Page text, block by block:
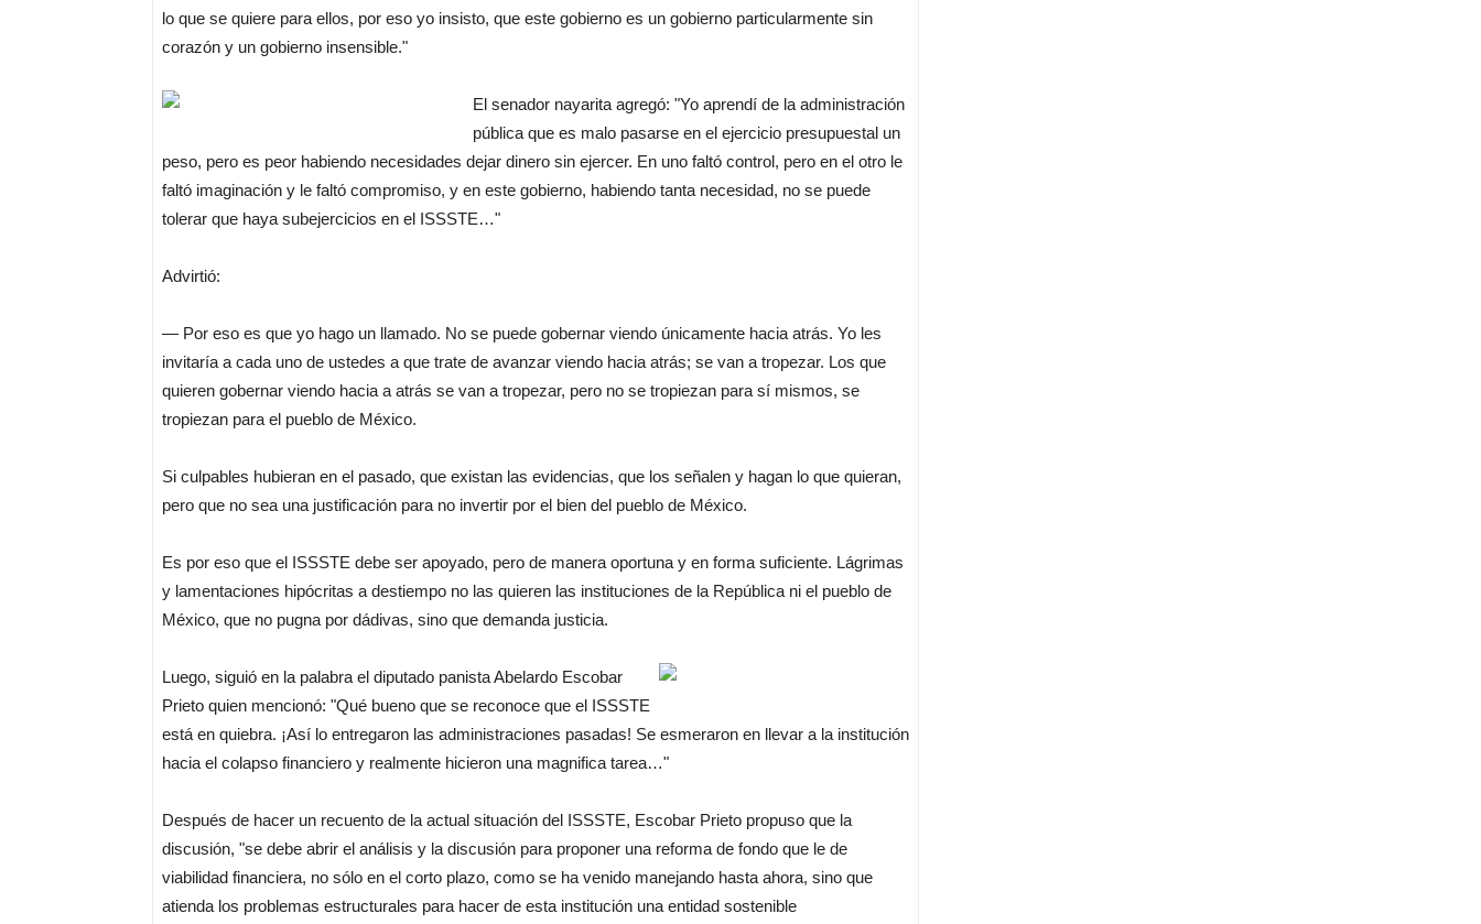
lo que se quiere para ellos, por eso yo insisto, que este gobierno es un gobierno particularmente sin
corazón y un gobierno insensible."
El senador nayarita agregó: "Yo aprendí de la administración
pública que es malo pasarse en el ejercicio presupuestal un
peso, pero es peor habiendo necesidades dejar dinero sin ejercer. En uno faltó control, pero en el otro le
faltó imaginación y le faltó compromiso, y en este gobierno, habiendo tanta necesidad, no se puede
tolerar que haya subejercicios en el ISSSTE…"
Advirtió:
— Por eso es que yo hago un llamado. No se puede gobernar viendo únicamente hacia atrás. Yo les
invitaría a cada uno de ustedes a que trate de avanzar viendo hacia atrás; se van a tropezar. Los que
quieren gobernar viendo hacia a atrás se van a tropezar, pero no se tropiezan para sí mismos, se
tropiezan para el pueblo de México.
Si culpables hubieran en el pasado, que existan las evidencias, que los señalen y hagan lo que quieran,
pero que no sea una justificación para no invertir por el bien del pueblo de México.
Es por eso que el ISSSTE debe ser apoyado, pero de manera oportuna y en forma suficiente. Lágrimas
y lamentaciones hipócritas a destiempo no las quieren las instituciones de la República ni el pueblo de
México, que no pugna por dádivas, sino que demanda justicia.
Luego, siguió en la palabra el diputado panista Abelardo Escobar
Prieto quien mencionó: "Qué bueno que se reconoce que el ISSSTE
está en quiebra. ¡Así lo entregaron las administraciones pasadas! Se esmeraron en llevar a la institución
hacia el colapso financiero y realmente hicieron una magnifica tarea…"
Después de hacer un recuento de la actual situación del ISSSTE, Escobar Prieto propuso que la
discusión, "se debe abrir el análisis y la discusión para proponer una reforma de fondo que le de
viabilidad financiera, no sólo en el corto plazo, como se ha venido manejando hasta ahora, sino que
atienda los problemas estructurales para hacer de esta institución una entidad sostenible